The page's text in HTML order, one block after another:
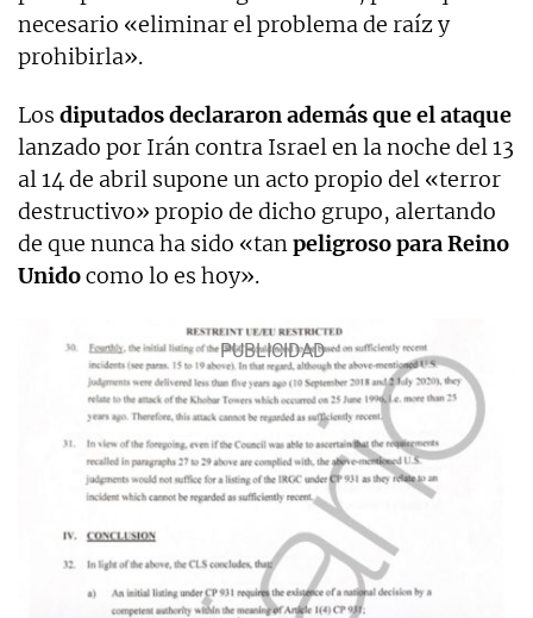
necesario «eliminar el problema de raíz y
prohibirla».
Los diputados declararon además que el ataque
lanzado por Irán contra Israel en la noche del 13
al 14 de abril supone un acto propio del «terror
destructivo» propio de dicho grupo, alertando
de que nunca ha sido «tanpeligroso para Reino
Unidocomo lo es hoy».